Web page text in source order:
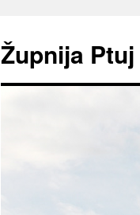
vsebino
Župnija